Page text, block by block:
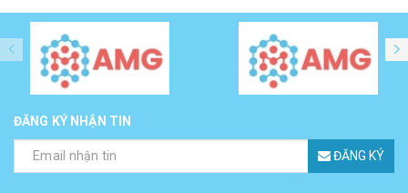
ĐĂNG KÝ NHẬN TIN
ĐĂNG KÝ